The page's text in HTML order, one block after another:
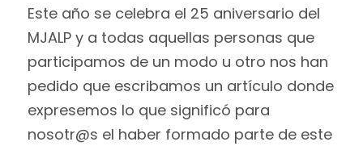
Este año se celebra el 25 aniversario del
MJALP y a todas aquellas personas que
participamos de un modo u otro nos han
pedido que escribamos un artículo donde
expresemos lo que significó para
nosotr@s el haber formado parte de este